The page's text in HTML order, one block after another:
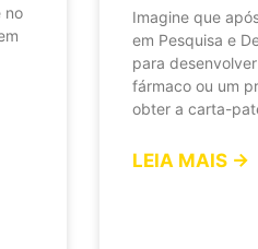
no
Imagine que
em Pesquisa e
para
fármaco ou um
obter a carta-
LEIA MAIS →